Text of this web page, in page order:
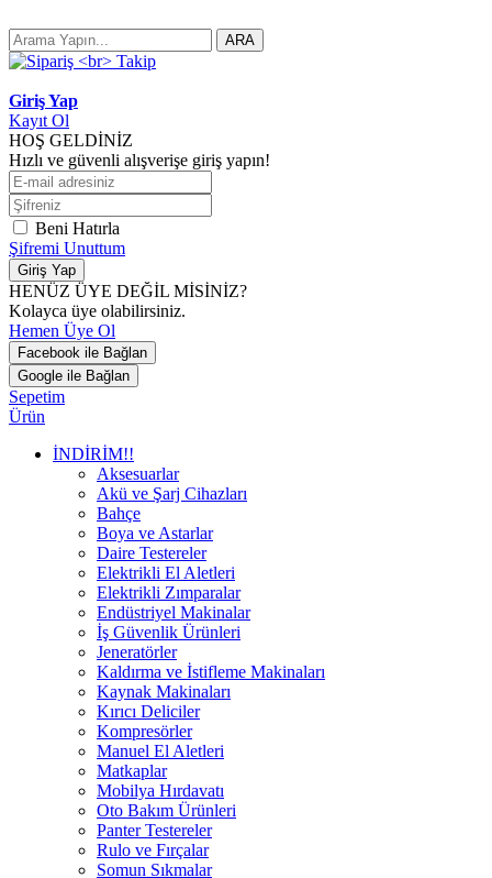
ARA
Giriş Yap
Kayıt Ol
HOŞ GELDİNİZ
Hızlı ve güvenli alışverişe giriş yapın!
Beni Hatırla
Şifremi Unuttum
Giriş Yap
HENÜZ ÜYE DEĞİL MİSİNİZ?
Kolayca üye olabilirsiniz.
Hemen Üye Ol
Facebook ile Bağlan
Google ile Bağlan
Sepetim
Ürün
İNDİRİM!!
Aksesuarlar
Akü ve Şarj Cihazları
Bahçe
Boya ve Astarlar
Daire Testereler
Elektrikli El Aletleri
Elektrikli Zımparalar
Endüstriyel Makinalar
İş Güvenlik Ürünleri
Jeneratörler
Kaldırma ve İstifleme Makinaları
Kaynak Makinaları
Kırıcı Deliciler
Kompresörler
Manuel El Aletleri
Matkaplar
Mobilya Hırdavatı
Oto Bakım Ürünleri
Panter Testereler
Rulo ve Fırçalar
Somun Sıkmalar